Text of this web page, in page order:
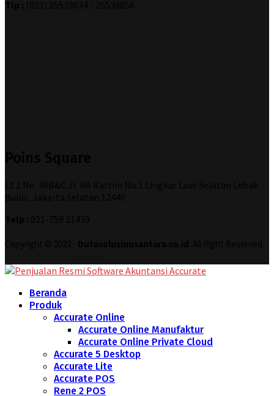
Beranda
Produk
Accurate Online
Accurate Online Manufaktur
Accurate Online Private Cloud
Accurate 5 Desktop
Accurate Lite
Accurate POS
Rene 2 POS